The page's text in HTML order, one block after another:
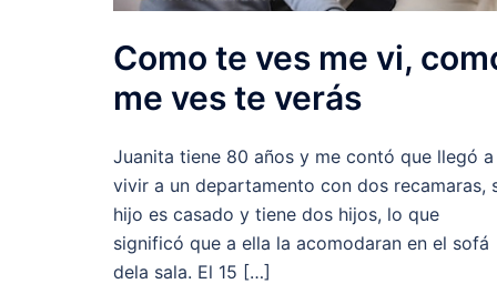
Como te ves me vi,
me ves te verás
Juanita tiene 80 años y me contó que llegó a
vivir a un departamento con dos recamaras,
hijo es casado y tiene dos hijos, lo que
significó que a ella la acomodaran en el sofá
dela sala. El 15 […]